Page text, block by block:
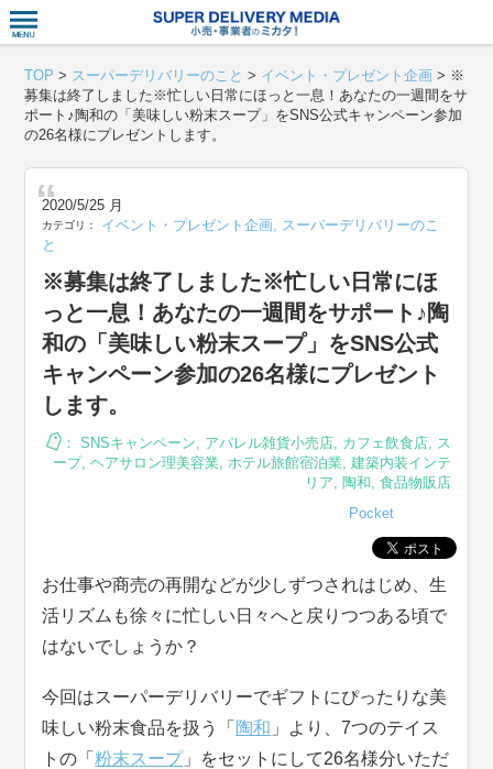
TOP > スーパーデリバリーのこと > イベント・プレゼント企画 > ※
募集は終了しました※忙しい日常にほっと一息！あなたの一週間をサ
ポート♪陶和の「美味しい粉末スープ」をSNS公式キャンペーン参加
の26名様にプレゼントします。
2020/5/25 月
カテゴリ： イベント・プレゼント企画, スーパーデリバリーのこ
と
※募集は終了しました※忙しい日常にほ
っと一息！あなたの一週間をサポート♪陶
和の「美味しい粉末スープ」をSNS公式
キャンペーン参加の26名様にプレゼント
します。
： SNSキャンペーン, アパレル雑貨小売店, カフェ飲食店, ス
ープ, ヘアサロン理美容業, ホテル旅館宿泊業, 建築内装インテ
リア, 陶和, 食品物販店
Pocket
お仕事や商売の再開などが少しずつされはじめ、生
活リズムも徐々に忙しい日々へと戻りつつある頃で
はないでしょうか？
今回はスーパーデリバリーでギフトにぴったりな美
味しい粉末食品を扱う「 陶和 」より、7つのテイス
トの「粉末スープ」をセットにして26名様分いただ